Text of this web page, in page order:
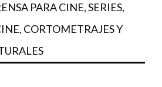
PARA CINE, SERIES,
CORTOMETRAJES Y